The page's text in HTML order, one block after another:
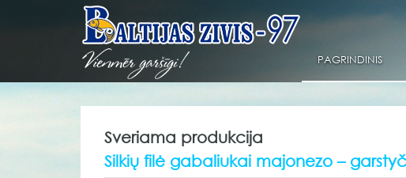
PAGRINDINIS
Sveriama produkcija
Silkių filė gabaliukai majonezo –